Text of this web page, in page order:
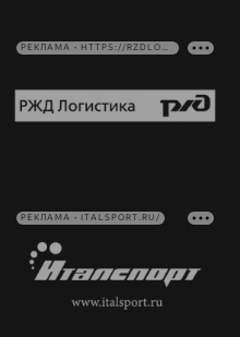
РЕКЛАМА • HTTPS://RZDLOG.RU/
РЕКЛАМА • ITALSPORT.RU/